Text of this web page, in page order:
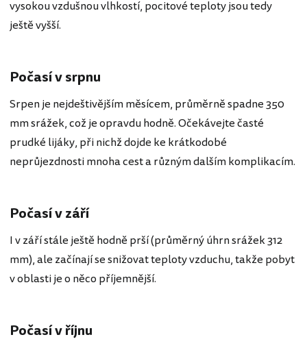
vysokou vzdušnou vlhkostí, pocitové teploty jsou tedy
ještě vyšší.
Počasí v srpnu
Srpen je nejdeštivějším měsícem, průměrně spadne 350
mm srážek, což je opravdu hodně. Očekávejte časté
prudké lijáky, při nichž dojde ke krátkodobé
neprůjezdnosti mnoha cest a různým dalším komplikacím.
Počasí v září
I v září stále ještě hodně prší (průměrný úhrn srážek 312
mm), ale začínají se snižovat teploty vzduchu, takže pobyt
v oblasti je o něco příjemnější.
Počasí v říjnu